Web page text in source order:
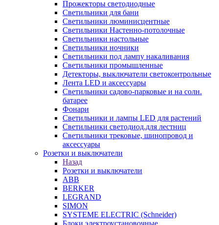
Прожекторы светодиодные
Светильники для бани
Светильники люминисцентные
Светильники Настенно-потолочные
Светильники настольные
Светильники ночники
Светильники под лампу накаливания
Светильники промышленные
Детекторы, выключатели светоконтрольные
Лента LED и аксессуары
Светильники садово-парковые и на солн.
батарее
Фонари
Светильники и лампы LED для растений
Светильники светодиод.для лестниц
Светильники трековые, шинопровод и
аксессуары
Розетки и выключатели
Назад
Розетки и выключатели
ABB
BERKER
LEGRAND
SIMON
SYSTEME ELECTRIC (Schneider)